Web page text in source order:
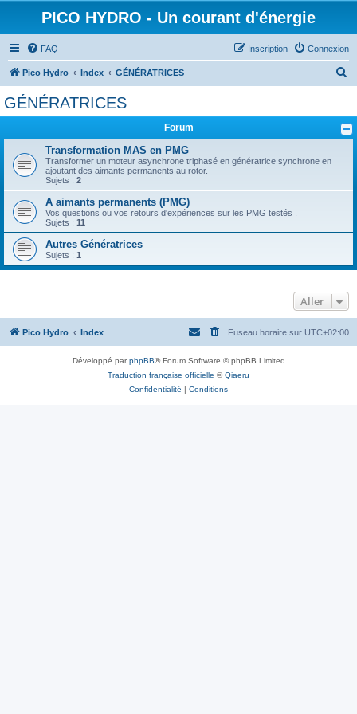
PICO HYDRO - Un courant d'énergie
FAQ Connexion
Inscription
Pico Hydro Index GÉNÉRATRICES
h
GÉNÉRATRICES
Forum
Transformation MAS en PMG
Transformer un moteur asynchrone triphasé en génératrice synchrone en
ajoutant des aimants permanents au rotor.
Sujets : 2
A aimants permanents (PMG)
Vos questions ou vos retours d'expériences sur les PMG testés .
Sujets : 11
Autres Génératrices
Sujets : 1
Aller
Pico Hydro Index Fuseau horaire sur UTC+02:00
Développé parphpBB® Forum Software © phpBB Limited
Traduction française officielle ©Qiaeru
Confidentialité | Conditions